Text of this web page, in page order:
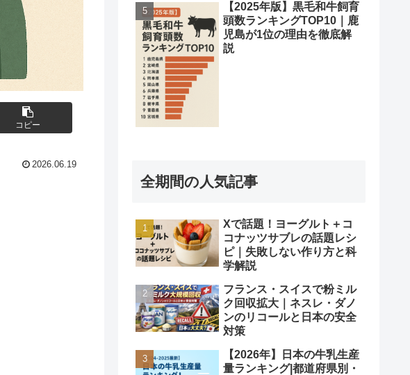
コピー
2026.06.19
【2025年版】黒毛和牛飼育
頭数ランキングTOP10｜鹿
児島が1位の理由を徹底解
説
全期間の人気記事
Xで話題！ヨーグルト＋コ
コナッツサブレの話題レシ
ピ｜失敗しない作り方と科
学解説
フランス・スイスで粉ミル
ク回収拡大｜ネスレ・ダノ
ンのリコールと日本の安全
対策
【2026年】日本の牛乳生産
量ランキング|都道府県別・